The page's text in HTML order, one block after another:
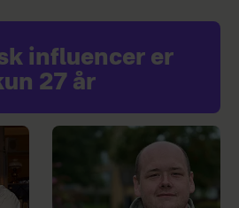
influencer er
27 år